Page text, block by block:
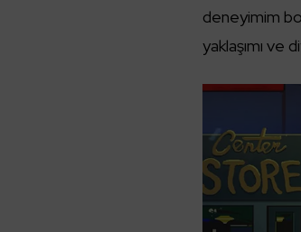
deneyimim
yaklaşımı ve